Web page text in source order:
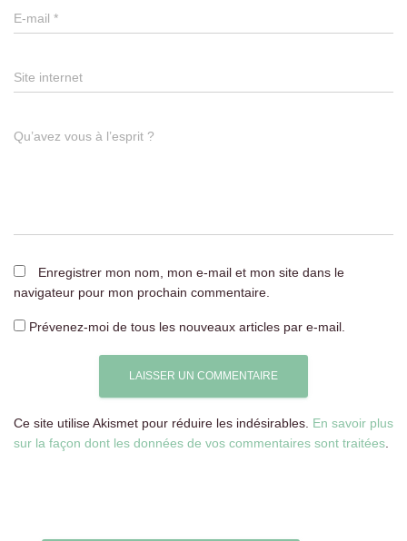
E-mail *
Site internet
Qu’avez vous à l’esprit ?
Enregistrer mon nom, mon e-mail et mon site dans le
navigateur pour mon prochain commentaire.
Prévenez-moi de tous les nouveaux articles par e-mail.
Ce site utilise Akismet pour réduire les indésirables. En savoir plus
sur la façon dont les données de vos commentaires sont traitées